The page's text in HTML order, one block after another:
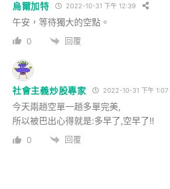
烏爾加特 2022-10-31 下午 12:39
午安，等待獨大的空點。
0 回覆
社會主義炒股專家 2022-10-31 下午 1:07
今天兩趟空單一趟多單完美,
所以被巴出心得就是:多早了,空早了!!
0 回覆